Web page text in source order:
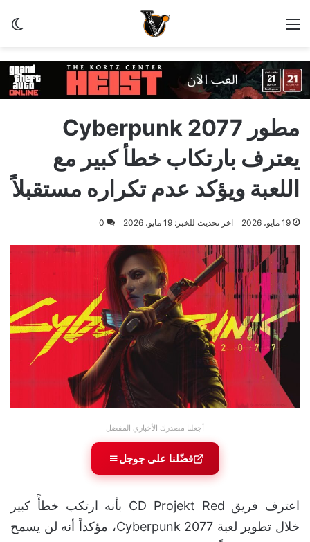
القائمة
مطور Cyberpunk 2077
يعترف بارتكاب خطأ كبير مع
اللعبة ويؤكد عدم تكراره مستقبلاً
19 مايو، 2026 اخر تحديث للخبر: 19 مايو، 2026 0
أجعلنا مصدرك الأخباري المفضل
فضّلنا على جوجل
اعترف فريق CD Projekt Red بأنه ارتكب خطأً كبير
خلال تطوير لعبة Cyberpunk 2077، مؤكداً أنه لن يسمح